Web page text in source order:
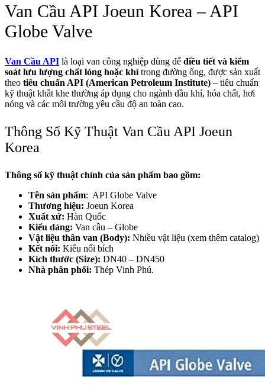
Van Cầu API Joeun Korea – API
Globe Valve
Van Cầu API là loại van công nghiệp dùng để điều tiết và kiểm
soát lưu lượng chất lỏng hoặc khítrong đường ống, được sản xuất
theo tiêu chuẩn API (American Petroleum Institute) – tiêu chuẩn
kỹ thuật khắt khe thường áp dụng cho ngành dầu khí, hóa chất, hơi
nóng và các môi trường yêu cầu độ an toàn cao.
Thông Số Kỹ Thuật Van Cầu API Joeun
Korea
Thông số kỹ thuật chính của sản phẩm bao gồm:
Tên sản phẩm: API Globe Valve
Thương hiệu: Joeun Korea
Xuất xứ: Hàn Quốc
Kiểu dáng: Van cầu – Globe
Vật liệu thân van (Body): Nhiều vật liệu (xem thêm catalog)
Kết nối: Kiểu nối bích
Kích thước (Size): DN40 – DN450
Nhà phân phối: Thép Vinh Phú.